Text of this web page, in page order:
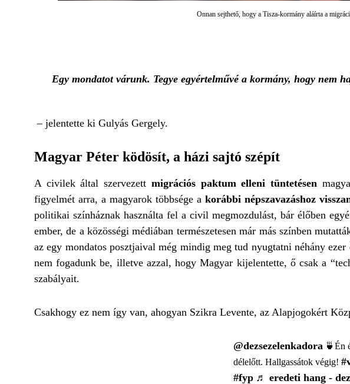
Onnan sejthető, hogy a Tisza-kormány aláírta a
Egy mondatot várunk. Tegye egyértelművé a kormány, hogy nem
– jelentette ki Gulyás Gergely.
Magyar Péter ködösít, a házi sajtó szépít
A civilek által szervezett migrációs paktum elleni tüntetésen
figyelmét arra, a magyarok többsége a korábbi népszavazáshoz
politikai színháznak használta fel a civil megmozdulást, bár élőben
ember, de a közösségi médiában természetesen már más színben
az egy mondatos posztjaival még mindig meg tud nyugtatni néhány
nem fogadunk be, illetve azzal, hogy Magyar kijelentette, ő csak a
szabályait.
Csakhogy ez nem így van, ahogyan Szikra Levente, az Alapjogokért
@dezsezelenkadora 🍵Én
délelőtt. Hallgassátok végig!
#fyp ♬ eredeti hang -